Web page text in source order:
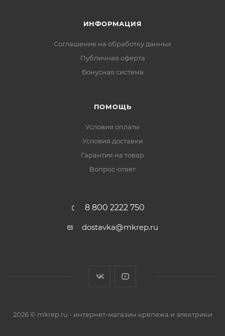
ИНФОРМАЦИЯ
Соглашение на обработку данных
Публичная оферта
Бонусная система
ПОМОЩЬ
Условия оплаты
Условия доставки
Гарантия на товар
Вопрос-ответ
8 800 2222 750
dostavka@mkrep.ru
2026 © mkrep.ru - интернет-магазин крепежа и электрики